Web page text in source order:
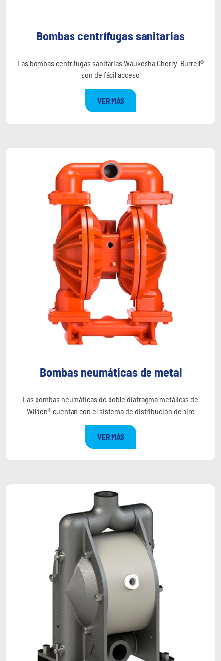
Bombas centrífugas sanitarias
Las bombas centrífugas sanitarias Waukesha Cherry-Burrell®
son de fácil acceso
VER MÁS
Bombas neumáticas de metal
Las bombas neumáticas de doble diafragma metálicas de
Wilden® cuentan con el sistema de distribución de aire
VER MÁS